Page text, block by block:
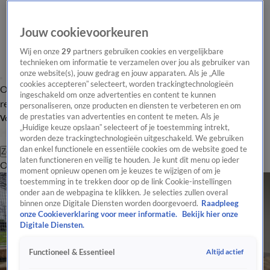
Overzicht Laatste nieuws Regionieuws Het beste van Hart
Tip de
redactie
Volg Hart van Nederland
Zoeken
OverzichtRegioUitzendingenWeerTip de redactiePanelVideo's
Jouw cookievoorkeuren
Wij en onze29 partners gebruiken cookies en vergelijkbare
technieken om informatie te verzamelen over jou als gebruiker van
onze website(s), jouw gedrag en jouw apparaten. Als je „Alle
cookies accepteren” selecteert, worden trackingtechnologieën
ingeschakeld om onze advertenties en content te kunnen
personaliseren, onze producten en diensten te verbeteren en om
de prestaties van advertenties en content te meten. Als je
„Huidige keuze opslaan” selecteert of je toestemming intrekt,
worden deze trackingtechnologieën uitgeschakeld. We gebruiken
dan enkel functionele en essentiële cookies om de website goed te
laten functioneren en veilig te houden. Je kunt dit menu op ieder
moment opnieuw openen om je keuzes te wijzigen of om je
toestemming in te trekken door op de link Cookie-instellingen
onder aan de webpagina te klikken. Je selecties zullen overal
binnen onze Digitale Diensten worden doorgevoerd. Raadpleeg
onze Cookieverklaring voor meer informatie.
Bekijk hier onze
Digitale Diensten.
Functioneel & Essentieel Altijd actief